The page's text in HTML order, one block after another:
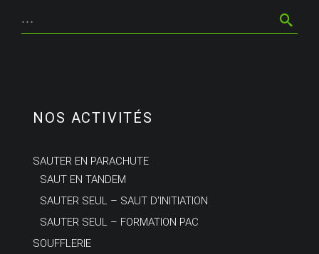
NOS ACTIVITÉS
SAUTER EN PARACHUTE
SAUT EN TANDEM
SAUTER SEUL – SAUT D’INITIATION
SAUTER SEUL – FORMATION PAC
SOUFFLERIE